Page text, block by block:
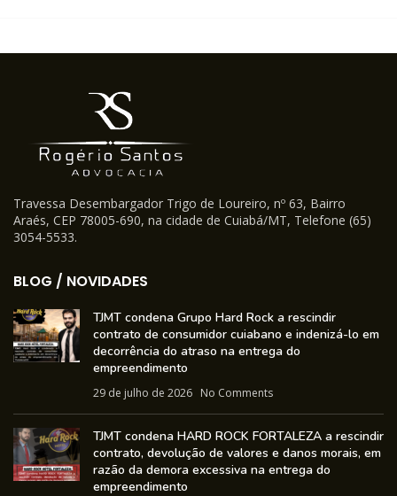
Travessa Desembargador Trigo de Loureiro, nº 63, Bairro
Araés, CEP 78005-690, na cidade de Cuiabá/MT, Telefone (65)
3054-5533.
BLOG / NOVIDADES
TJMT condena Grupo Hard Rock a rescindir
contrato de consumidor cuiabano e indenizá-lo em
decorrência do atraso na entrega do
empreendimento
29 de julho de 2026 No Comments
TJMT condena HARD ROCK FORTALEZA a rescindir
contrato, devolução de valores e danos morais, em
razão da demora excessiva na entrega do
empreendimento